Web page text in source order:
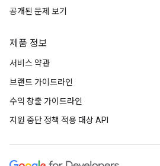
공개된 문제 보기
제품 정보
서비스 약관
브랜드 가이드라인
수익 창출 가이드라인
지원 중단 정책 적용 대상 API